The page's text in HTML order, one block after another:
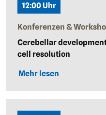
12:00 Uhr
Konferenzen &
Cerebellar
cell resolution
Mehr lesen